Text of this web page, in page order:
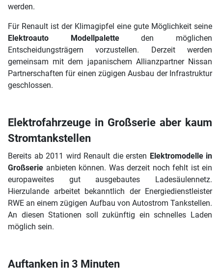
werden.
Für Renault ist der Klimagipfel eine gute Möglichkeit seine
Elektroauto Modellpaletteden möglichen
Entscheidungsträgern vorzustellen. Derzeit werden
gemeinsam mit dem japanischem Allianzpartner Nissan
Partnerschaften für einen zügigen Ausbau der Infrastruktur
geschlossen.
Elektrofahrzeuge in Großserie aber kaum
Stromtankstellen
Bereits ab 2011 wird Renault die ersten Elektromodelle in
Großserie anbieten können. Was derzeit noch fehlt ist ein
europaweites gut ausgebautes Ladesäulennetz.
Hierzulande arbeitet bekanntlich der Energiedienstleister
RWE an einem zügigen Aufbau von Autostrom Tankstellen.
An diesen Stationen soll zukünftig ein schnelles Laden
möglich sein.
Auftanken in 3 Minuten